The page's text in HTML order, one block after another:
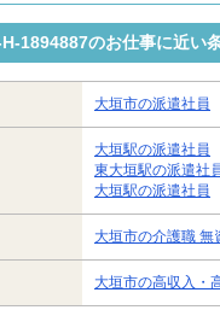
1894887のお仕事に近い
大垣市の派遣社員
大垣駅の派遣社員
東大垣駅の派遣社
大垣駅の派遣社員
大垣市の介護職 無
大垣市の高収入・